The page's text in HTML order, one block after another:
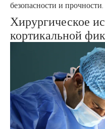
безопасности и прочности.
Хирургическое
кортикальной